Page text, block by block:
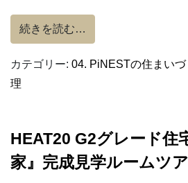
続きを読む…
カテゴリー: 04. PiNESTの住まいづ
理
HEAT20 G2グレード住
家』完成見学ルームツ